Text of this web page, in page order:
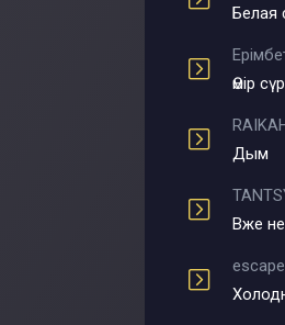
Белая
Өмір
Дым
Вже
escape